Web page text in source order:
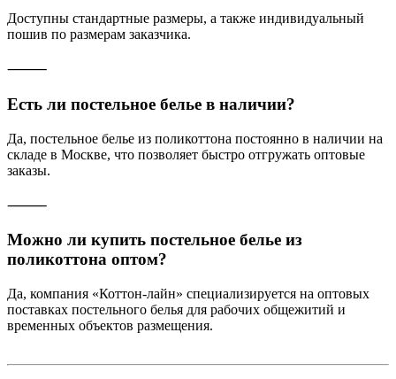
Доступны стандартные размеры, а также индивидуальный
пошив по размерам заказчика.
⸻
Есть ли постельное белье в наличии?
Да, постельное белье из поликоттона постоянно в наличии на
складе в Москве, что позволяет быстро отгружать оптовые
заказы.
⸻
Можно ли купить постельное белье из
поликоттона оптом?
Да, компания «Коттон-лайн» специализируется на оптовых
поставках постельного белья для рабочих общежитий и
временных объектов размещения.